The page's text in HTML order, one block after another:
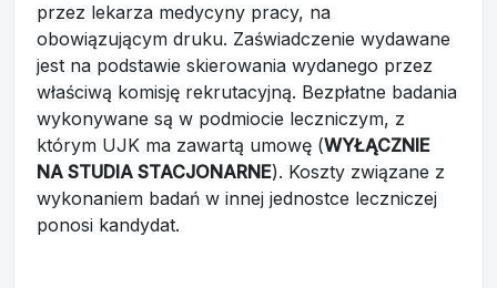
przez lekarza medycyny pracy, na
obowiązującym druku. Zaświadczenie wydawane
jest na podstawie skierowania wydanego przez
właściwą komisję rekrutacyjną. Bezpłatne badania
wykonywane są w podmiocie leczniczym, z
którym UJK ma zawartą umowę (WYŁĄCZNIE
NA STUDIA STACJONARNE). Koszty związane z
wykonaniem badań w innej jednostce leczniczej
ponosi kandydat.